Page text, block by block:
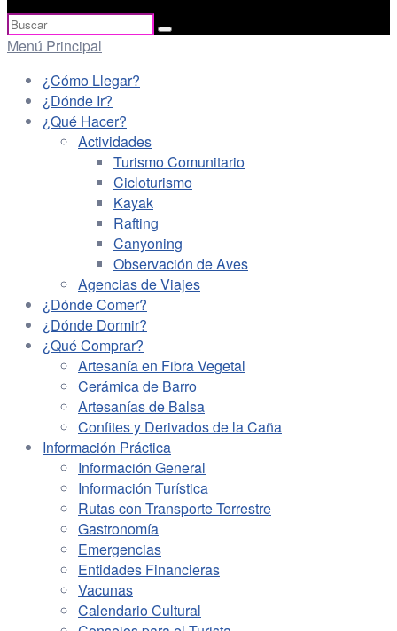
Buscar
por:
Menú Principal
¿Cómo Llegar?
¿Dónde Ir?
¿Qué Hacer?
Actividades
Turismo Comunitario
Cicloturismo
Kayak
Rafting
Canyoning
Observación de Aves
Agencias de Viajes
¿Dónde Comer?
¿Dónde Dormir?
¿Qué Comprar?
Artesanía en Fibra Vegetal
Cerámica de Barro
Artesanías de Balsa
Confites y Derivados de la Caña
Información Práctica
Información General
Información Turística
Rutas con Transporte Terrestre
Gastronomía
Emergencias
Entidades Financieras
Vacunas
Calendario Cultural